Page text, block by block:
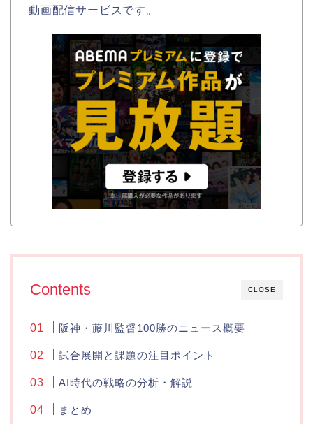
動画配信サービスです。
CLOSE
Contents
阪神・藤川監督100勝のニュース概要
試合展開と課題の注目ポイント
AI時代の戦略の分析・解説
まとめ